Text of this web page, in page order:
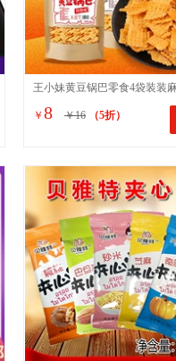
王小妹黄豆锅巴零食4袋装装
式怀旧小吃休闲食品310g
￥ 8 ￥16 （5折）